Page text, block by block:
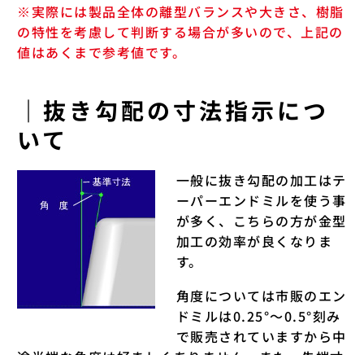
※実際には製品全体の離型バランスや大きさ、樹脂
の特性を考慮して判断する場合が多いので、上記の
値はあくまで参考値です。
｜抜き勾配の寸法指示につ
いて
一般に抜き勾配の加工はテ
ーパーエンドミルを使う事
が多く、こちらの方が金型
加工の効率が良くなりま
す。
角度については市販のエン
ドミルは0.25°～0.5°刻み
で販売されていますから中